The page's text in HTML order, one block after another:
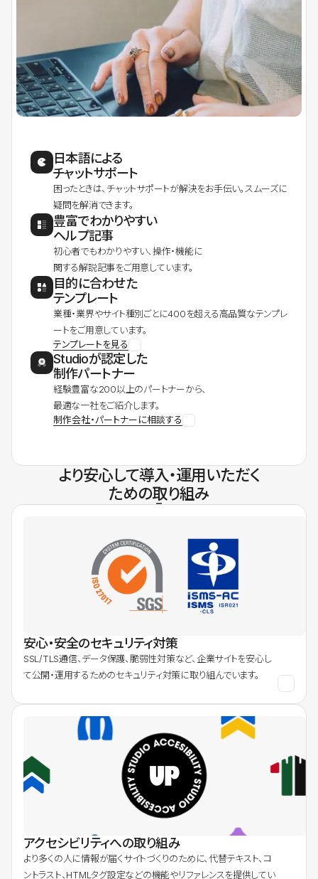
日本語による
チャットサポート
困ったときは、チャットサポートが解決をお手伝い。スムーズに
疑問を解消できます。
豊富でわかりやすい
ヘルプ記事
初心者でもわかりやすい、操作・機能に
関する解説記事をご用意しています。
目的に合わせた
テンプレート
業種・業界やサイト種別ごとに400を超える高品質なテンプレ
ートをご用意しています。
テンプレートを見る
Studioが認定した
制作パートナー
経験豊富な200以上のパートナーから、
最適な一社をご紹介します。
制作会社・パートナーに相談する
より安心して導入・運用いただく
ための取り組み
安心・安全のセキュリティ対策
SSL/TLS通信、データ保護、脆弱性対策など、企業サイトを安心し
て公開・運用するためのセキュリティ対策に取り組んでいます。
アクセシビリティへの取り組み
より多くの人に情報が届くサイトづくりのために、代替テキスト、コ
ントラスト、HTMLタグ設定などの機能やリファレンスを提供してい